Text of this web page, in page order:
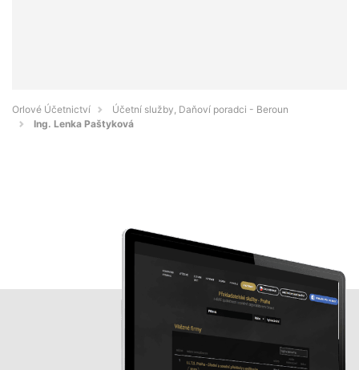
Orlové Účetnictví
Účetní služby, Daňoví poradci - Beroun
Ing. Lenka Paštyková